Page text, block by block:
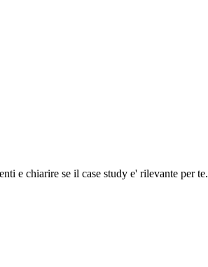
e chiarire se il case study e' rilevante per te.